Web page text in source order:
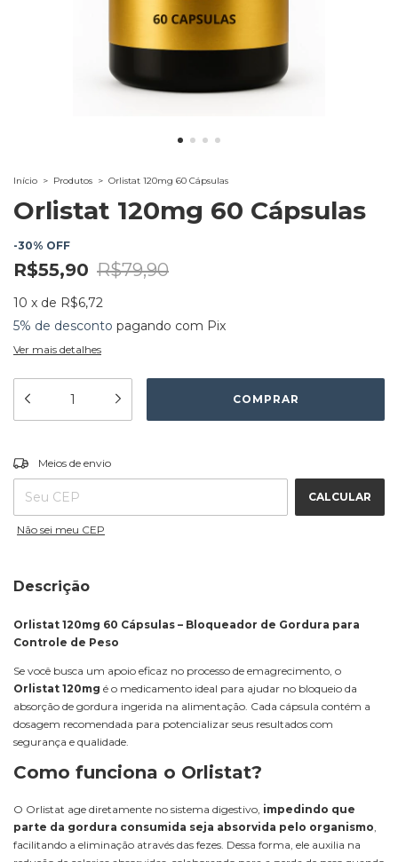
Início > Produtos > Orlistat 120mg 60 Cápsulas
Orlistat 120mg 60 Cápsulas
-30% OFF
R$55,90 R$79,90
10 x de R$6,72
5% de desconto pagando com Pix
Ver mais detalhes
Entregas para o CEP:
Meios de envio
CALCULAR
Não sei meu CEP
Descrição
Orlistat 120mg 60 Cápsulas – Bloqueador de Gordura para
Controle de Peso
Se você busca um apoio eficaz no processo de emagrecimento, o
Orlistat 120mg é o medicamento ideal para ajudar no bloqueio da
absorção de gordura ingerida na alimentação. Cada cápsula contém a
dosagem recomendada para potencializar seus resultados com
segurança e qualidade.
Como funciona o Orlistat?
O Orlistat age diretamente no sistema digestivo, impedindo que
parte da gordura consumida seja absorvida pelo organismo,
facilitando a eliminação através das fezes. Dessa forma, ele auxilia na